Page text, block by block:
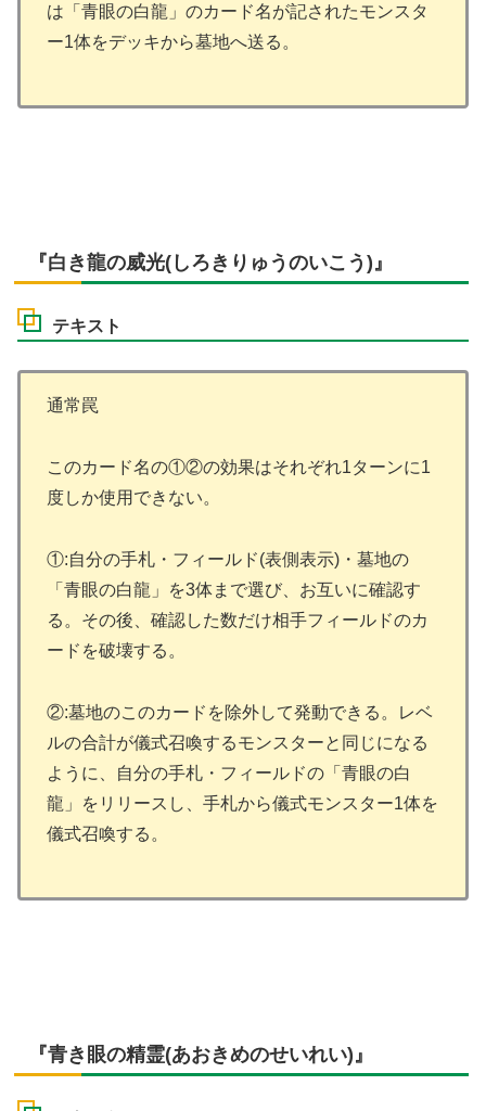
は「青眼の白龍」のカード名が記されたモンスタ
ー1体をデッキから墓地へ送る。
『白き龍の威光(しろきりゅうのいこう)』
テキスト
通常罠
このカード名の①②の効果はそれぞれ1ターンに1
度しか使用できない。
①:自分の手札・フィールド(表側表示)・墓地の
「青眼の白龍」を3体まで選び、お互いに確認す
る。その後、確認した数だけ相手フィールドのカ
ードを破壊する。
②:墓地のこのカードを除外して発動できる。レベ
ルの合計が儀式召喚するモンスターと同じになる
ように、自分の手札・フィールドの「青眼の白
龍」をリリースし、手札から儀式モンスター1体を
儀式召喚する。
『青き眼の精霊(あおきめのせいれい)』